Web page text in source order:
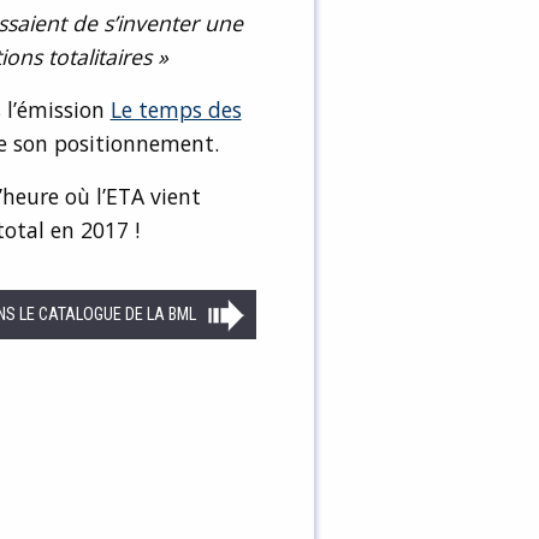
de s’inventer une
totalitaires »
Le temps des
son positionnement.
où l’ETA vient
en 2017 !
LE CATALOGUE DE LA BML